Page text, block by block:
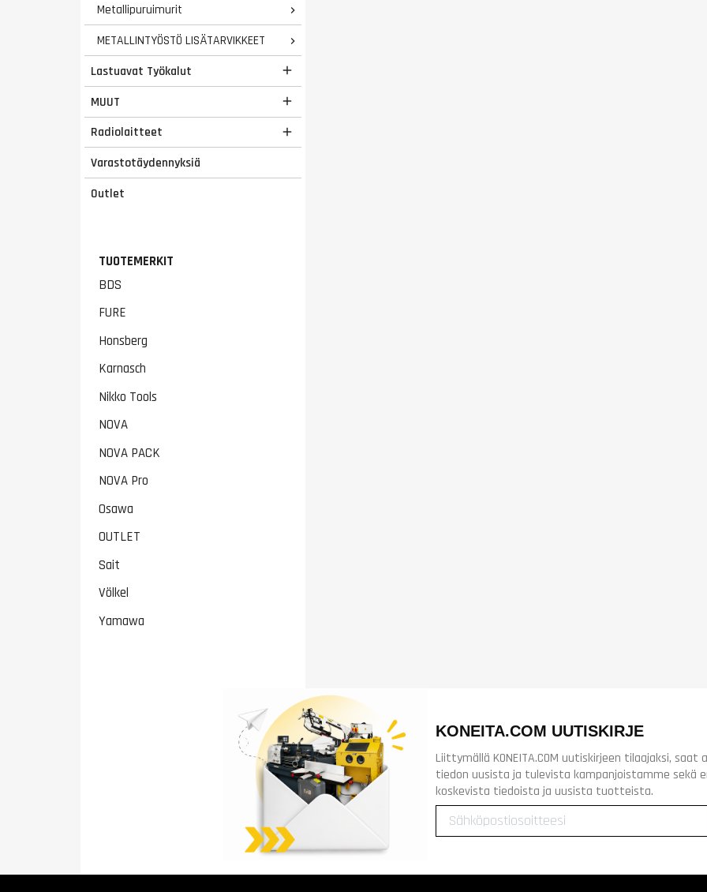
Metallipuruimurit 
METALLINTYÖSTÖ LISÄTARVIKKEET 
Lastuavat Työkalut 
MUUT 
Radiolaitteet 
Varastotäydennyksiä
Outlet
TUOTEMERKIT
BDS
FURE
Honsberg
Karnasch
Nikko Tools
NOVA
NOVA PACK
NOVA Pro
Osawa
OUTLET
Sait
Völkel
Yamawa
KONEITA.COM UUTISKIRJE
Liittymällä KONEITA.COM uutiskirjeen tilaajaksi, saat
tiedon uusista ja tulevista kampanjoistamme sekä
koskevista tiedoista ja uusista tuotteista.